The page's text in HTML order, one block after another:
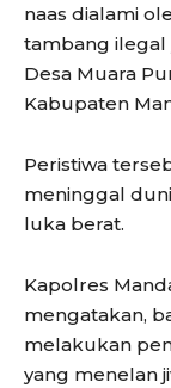
naas dialami
tambang ilegal
Desa Muara
Kabupaten
Peristiwa
meninggal
luka berat.
Kapolres
mengatakan,
melakukan
yang menelan